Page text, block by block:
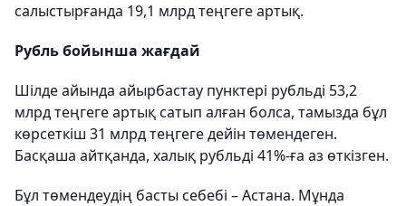
салыстырғанда 19,1 млрд теңгеге артық.
Рубль бойынша жағдай
Шілде айында айырбастау пунктері рубльді 53,2
млрд теңгеге артық сатып алған болса, тамызда бұл
көрсеткіш 31 млрд теңгеге дейін төмендеген.
Басқаша айтқанда, халық рубльді 41%-ға аз өткізген.
Бұл төмендеудің басты себебі – Астана. Мұнда